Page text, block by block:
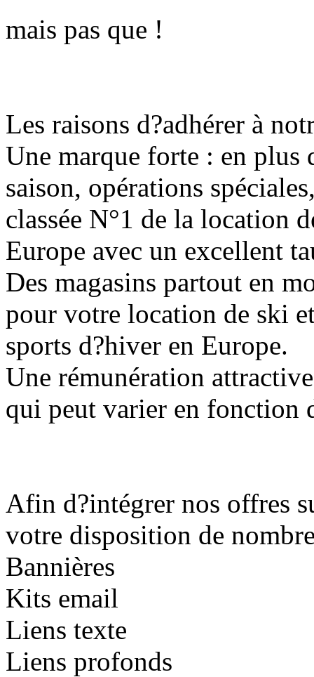
mais pas que !
Les raisons d?adhérer à
Une marque forte : en plus
saison, opérations
classée N°1 de la location
Europe avec un excellent
Des magasins partout en
pour votre location de ski
sports d?hiver en Europe.
Une rémunération
qui peut varier en fonction
Afin d?intégrer nos offres
votre disposition de
Bannières
Kits email
Liens texte
Liens profonds